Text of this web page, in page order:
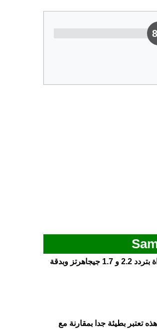
ثماني النواة بتردد 2.2 و 1.7 جيجاهرتز وبدقة
15 واط، سرعة الشحن هذه تعتبر بطيئة جدا بمقارنة مع